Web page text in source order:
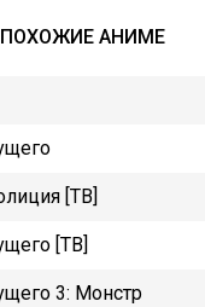
ПОХОЖИЕ АНИМЕ
[ТВ]
[ТВ]
3: Монстр